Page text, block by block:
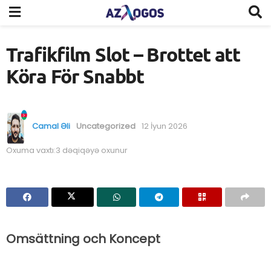
Trafikfilm Slot – Brottet att
Köra För Snabbt
Camal Əli Uncategorized 12 İyun 2026
Oxuma vaxtı:3 dəqiqəyə oxunur
Omsättning och Koncept